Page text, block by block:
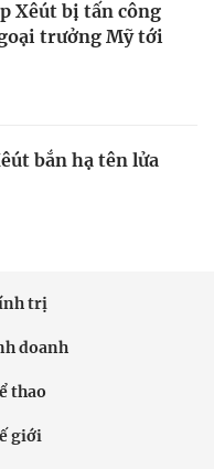
Xêút bị tấn công
trưởng Mỹ tới
bắn hạ tên lửa
trị
doanh
thao
giới